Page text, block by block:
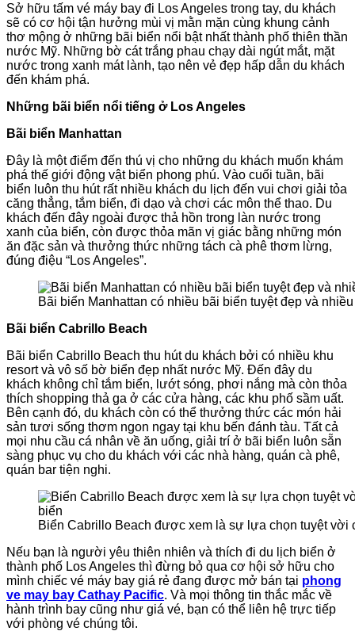
Sở hữu tấm vé máy bay đi Los Angeles trong tay, du khách
sẽ có cơ hội tận hưởng mùi vị mằn mặn cùng khung cảnh
thơ mộng ở những bãi biển nổi bật nhất thành phố thiên thần
nước Mỹ. Những bờ cát trắng phau chạy dài ngút mắt, mặt
nước trong xanh mát lành, tạo nên vẻ đẹp hấp dẫn du khách
đến khám phá.
Những bãi biển nổi tiếng ở Los Angeles
Bãi biển Manhattan
Đây là một điểm đến thú vị cho những du khách muốn khám
phá thế giới động vật biển phong phú. Vào cuối tuần, bãi
biển luôn thu hút rất nhiều khách du lịch đến vui chơi giải tỏa
căng thẳng, tắm biển, đi dạo và chơi các môn thể thao. Du
khách đến đây ngoài được thả hồn trong làn nước trong
xanh của biển, còn được thỏa mãn vị giác bằng những món
ăn đặc sản và thưởng thức những tách cà phê thơm lừng,
đúng điệu “Los Angeles”.
Bãi biển Manhattan có nhiều bãi biển tuyệt đẹp và
Bãi biển Cabrillo Beach
Bãi biển Cabrillo Beach thu hút du khách bởi có nhiều khu
resort và vô số bờ biển đẹp nhất nước Mỹ. Đến đây du
khách không chỉ tắm biển, lướt sóng, phơi nắng mà còn thỏa
thích shopping thả ga ở các cửa hàng, các khu phố sầm uất.
Bên cạnh đó, du khách còn có thể thưởng thức các món hải
sản tươi sống thơm ngon ngay tại khu bến đánh tàu. Tất cả
mọi nhu cầu cá nhân về ăn uống, giải trí ở bãi biển luôn sẵn
sàng phục vụ cho du khách với các nhà hàng, quán cà phê,
quán bar tiện nghi.
Biển Cabrillo Beach được xem là sự lựa chọn tuyệt vời
Nếu bạn là người yêu thiên nhiên và thích đi du lịch biển ở
thành phố Los Angeles thì đừng bỏ qua cơ hội sở hữu cho
mình chiếc vé máy bay giá rẻ đang được mở bán tại phong
ve may bay Cathay Pacific. Và mọi thông tin thắc mắc về
hành trình bay cũng như giá vé, bạn có thể liên hệ trực tiếp
với phòng vé chúng tôi.